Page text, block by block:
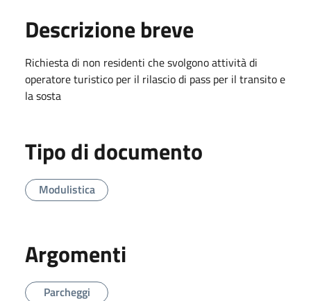
Descrizione breve
Richiesta di non residenti che svolgono attività di
operatore turistico per il rilascio di pass per il transito e
la sosta
Tipo di documento
Modulistica
Argomenti
Parcheggi